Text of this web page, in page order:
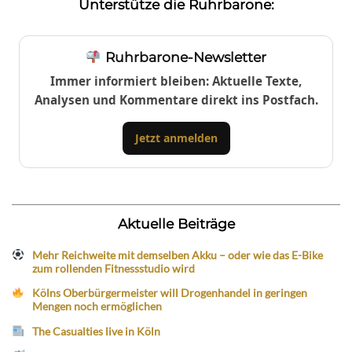
Unterstütze die Ruhrbarone:
Ruhrbarone-Newsletter
Immer informiert bleiben: Aktuelle Texte,
Analysen und Kommentare direkt ins Postfach.
Jetzt anmelden
Aktuelle Beiträge
Mehr Reichweite mit demselben Akku – oder wie das E-Bike
zum rollenden Fitnessstudio wird
Kölns Oberbürgermeister will Drogenhandel in geringen
Mengen noch ermöglichen
The Casualties live in Köln